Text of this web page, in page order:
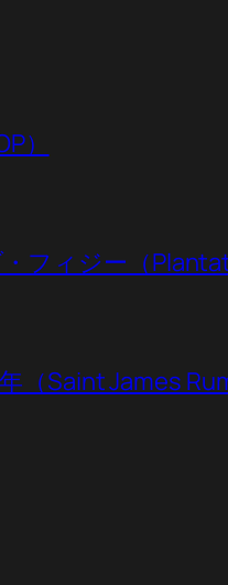
）
フィジー（
Saint James Rum